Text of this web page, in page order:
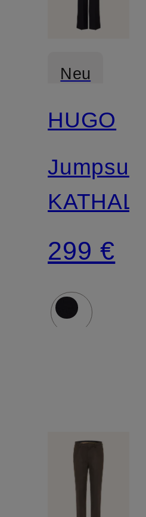
Neu
HUGO
Jumpsuit
KATHALIA
299 €